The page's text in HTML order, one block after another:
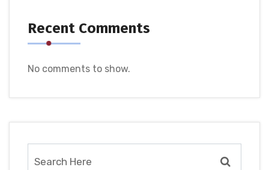
Recent Comments
No comments to show.